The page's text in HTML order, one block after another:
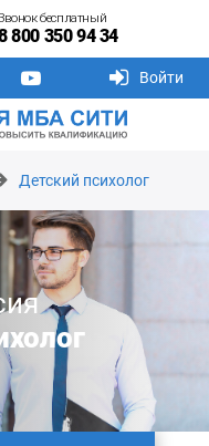
бесплатный
800 350 94 34
Войти
Детский психолог